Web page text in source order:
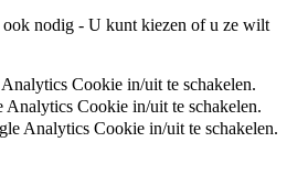
nodig - U kunt kiezen of u ze wilt
Cookie in/uit te schakelen.
Cookie in/uit te schakelen.
Analytics Cookie in/uit te schakelen.